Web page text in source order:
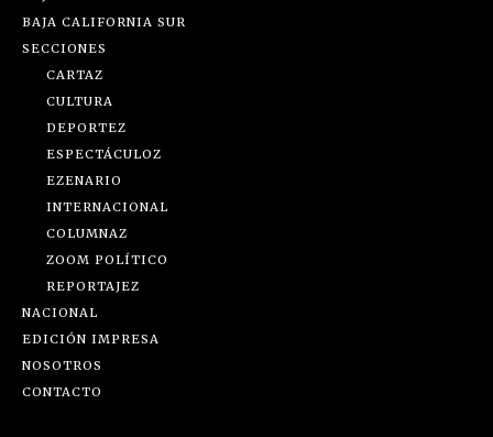
BAJA CALIFORNIA SUR
SECCIONES
CARTAZ
CULTURA
DEPORTEZ
ESPECTÁCULOZ
EZENARIO
INTERNACIONAL
COLUMNAZ
ZOOM POLÍTICO
REPORTAJEZ
NACIONAL
EDICIÓN IMPRESA
NOSOTROS
CONTACTO